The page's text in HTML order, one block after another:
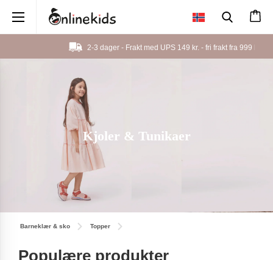
2-3 dager - Frakt med UPS 149 kr. - fri frakt fra 999 kr.
Kjoler & Tunikaer
Barneklær & sko Topper
Populære produkter